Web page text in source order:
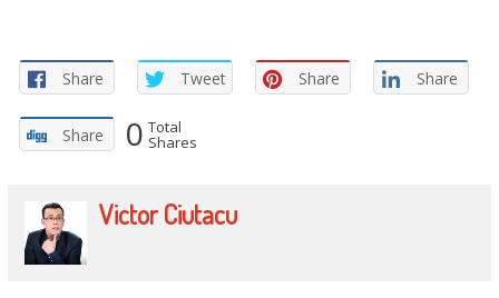
Share Tweet Share Share
Share 0 Total
Shares
Victor Ciutacu